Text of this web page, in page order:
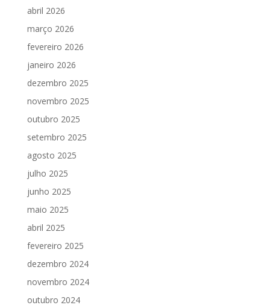
abril 2026
março 2026
fevereiro 2026
janeiro 2026
dezembro 2025
novembro 2025
outubro 2025
setembro 2025
agosto 2025
julho 2025
junho 2025
maio 2025
abril 2025
fevereiro 2025
dezembro 2024
novembro 2024
outubro 2024